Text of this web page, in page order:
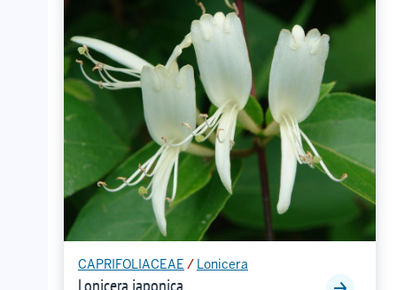
CAPRIFOLIACEAE / Lonicera
Lonicera japonica